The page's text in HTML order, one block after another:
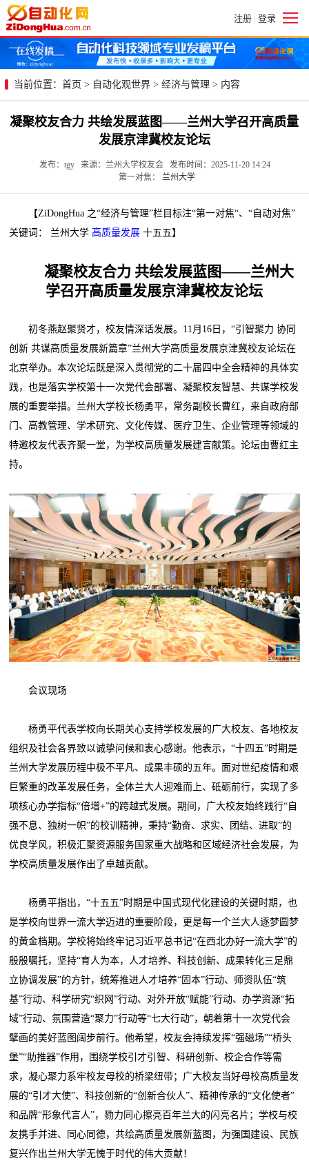
注册 | 登录
当前位置： 首页 > 自动化观世界 > 经济与管理 > 内容
凝聚校友合力 共绘发展蓝图——兰州大学召开高质量
发展京津冀校友论坛
发布：tgy 来源：兰州大学校友会 发布时间：2025-11-20 14:24
第一对焦：
兰州大学
【ZiDongHua 之“经济与管理”栏目标注“第一对焦“、“自动对焦”
关键词： 兰州大学 高质量发展 十五五】
凝聚校友合力 共绘发展蓝图——兰州大
学召开高质量发展京津冀校友论坛
初冬燕赵聚贤才，校友情深话发展。11月16日，“引智聚力 协同
创新 共谋高质量发展新篇章”兰州大学高质量发展京津冀校友论坛在
北京举办。本次论坛既是深入贯彻党的二十届四中全会精神的具体实
践，也是落实学校第十一次党代会部署、凝聚校友智慧、共谋学校发
展的重要举措。兰州大学校长杨勇平，常务副校长曹红，来自政府部
门、高教管理、学术研究、文化传媒、医疗卫生、企业管理等领域的
特邀校友代表齐聚一堂，为学校高质量发展建言献策。论坛由曹红主
持。
会议现场
杨勇平代表学校向长期关心支持学校发展的广大校友、各地校友
组织及社会各界致以诚挚问候和衷心感谢。他表示，“十四五”时期是
兰州大学发展历程中极不平凡、成果丰硕的五年。面对世纪疫情和艰
巨繁重的改革发展任务，全体兰大人迎难而上、砥砺前行，实现了多
项核心办学指标“倍增+”的跨越式发展。期间，广大校友始终践行“自
强不息、独树一帜”的校训精神，秉持“勤奋、求实、团结、进取”的
优良学风，积极汇聚资源服务国家重大战略和区域经济社会发展，为
学校高质量发展作出了卓越贡献。
杨勇平指出，“十五五”时期是中国式现代化建设的关键时期，也
是学校向世界一流大学迈进的重要阶段，更是每一个兰大人逐梦圆梦
的黄金档期。学校将始终牢记习近平总书记“在西北办好一流大学”的
殷殷嘱托，坚持“育人为本，人才培养、科技创新、成果转化三足鼎
立协调发展”的方针，统筹推进人才培养“固本”行动、师资队伍“筑
基”行动、科学研究“织网”行动、对外开放“赋能”行动、办学资源“拓
域”行动、氛围营造“聚力”行动等“七大行动”，朝着第十一次党代会
擘画的美好蓝图阔步前行。他希望，校友会持续发挥“强磁场”“桥头
堡”“助推器”作用，围绕学校引才引智、科研创新、校企合作等需
求，凝心聚力系牢校友母校的桥梁纽带；广大校友当好母校高质量发
展的“引才大使”、科技创新的“创新合伙人”、精神传承的“文化使者”
和品牌“形象代言人”，勠力同心擦亮百年兰大的闪亮名片；学校与校
友携手并进、同心同德，共绘高质量发展新蓝图，为强国建设、民族
复兴作出兰州大学无愧于时代的伟大贡献！